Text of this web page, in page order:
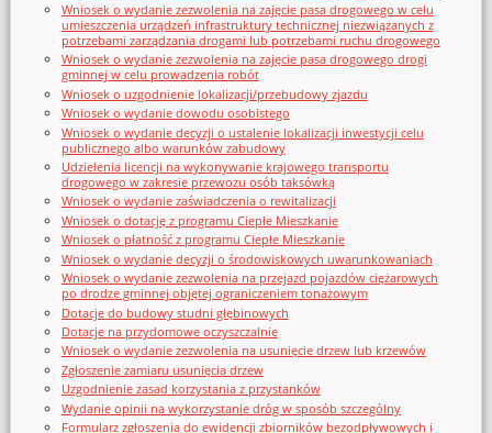
Wniosek o wydanie zezwolenia na zajęcie pasa drogowego w celu
umieszczenia urządzeń infrastruktury technicznej niezwiązanych z
potrzebami zarządzania drogami lub potrzebami ruchu drogowego
Wniosek o wydanie zezwolenia na zajęcie pasa drogowego drogi
gminnej w celu prowadzenia robót
Wniosek o uzgodnienie lokalizacji/przebudowy zjazdu
Wniosek o wydanie dowodu osobistego
Wniosek o wydanie decyzji o ustalenie lokalizacji inwestycji celu
publicznego albo warunków zabudowy
Udzielenia licencji na wykonywanie krajowego transportu
drogowego w zakresie przewozu osób taksówką
Wniosek o wydanie zaświadczenia o rewitalizacji
Wniosek o dotację z programu Ciepłe Mieszkanie
Wniosek o płatność z programu Ciepłe Mieszkanie
Wniosek o wydanie decyzji o środowiskowych uwarunkowaniach
Wniosek o wydanie zezwolenia na przejazd pojazdów ciężarowych
po drodze gminnej objętej ograniczeniem tonażowym
Dotacje do budowy studni głębinowych
Dotacje na przydomowe oczyszczalnie
Wniosek o wydanie zezwolenia na usunięcie drzew lub krzewów
Zgłoszenie zamiaru usunięcia drzew
Uzgodnienie zasad korzystania z przystanków
Wydanie opinii na wykorzystanie dróg w sposób szczególny
Formularz zgłoszenia do ewidencji zbiorników bezodpływowych i